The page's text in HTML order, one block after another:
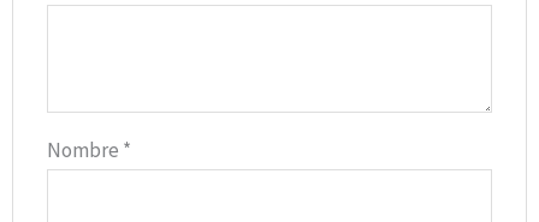
Nombre *